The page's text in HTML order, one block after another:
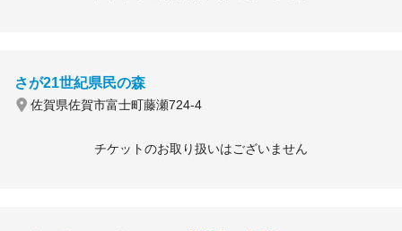
さが21世紀県民の森
佐賀県佐賀市富士町藤瀬724-4
チケットのお取り扱いはございません